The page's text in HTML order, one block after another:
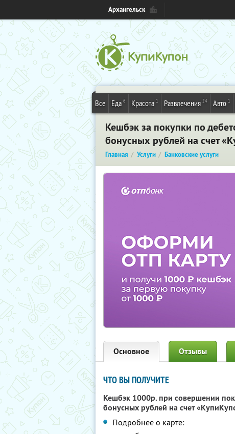
Архангельск
Все Еда 6 Красота 1 Развлечения 24 Авто 1
Кешбэк за покупки по
бонусных рублей на счет
Главная Услуги Банковские услуги
Основное Отзывы
ЧТО ВЫ ПОЛУЧИТЕ
Кешбэк 1000р. при совершении
бонусных рублей на счет
Подробнее о карте: